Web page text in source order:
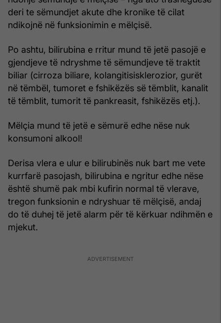
deri te sëmundjet akute dhe kronike të cilat
ndikojnë në funksionimin e mëlçisë.
Po ashtu, bilirubina e rritur mund të jetë pasojë e
gjendjeve të ndryshme të sëmundjeve të traktit
biliar (cirroza biliare, kolangitisisklerozior, gurët
në tëmbël, tumoret e fshikëzës së tëmblit, kanalit
të tëmblit, tumorit të pankreasit, fshikëzës etj.).
Mëlçia mund të jetë e sëmurë edhe nëse nuk
konsumoni alkool!
Derisa vlera e ulur e bilirubinës nuk bart me vete
kurrfarë pasojash, bilirubina e ngritur edhe nëse
është shumë pak mbi kufirin normal të vlerave,
tregon funksionin e ndryshuar të mëlçisë, andaj
do të duhej të jetë alarm për të kërkuar ndihmën e
mjekut.